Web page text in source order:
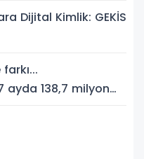
Dijital Kimlik: GEKİS
ayda 138,7 milyon